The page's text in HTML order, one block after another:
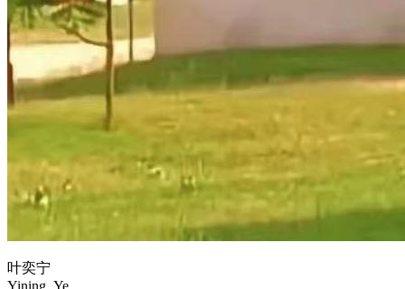
叶奕宁
Yining_Ye